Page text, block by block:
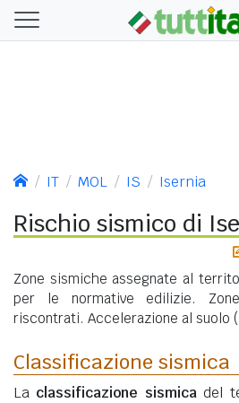
IT MOL IS Isernia
Rischio sismico di
Zone sismiche assegnate al
per le normative edilizie.
riscontrati. Accelerazione al suolo
Classificazione sismica
La classificazione sismicadel